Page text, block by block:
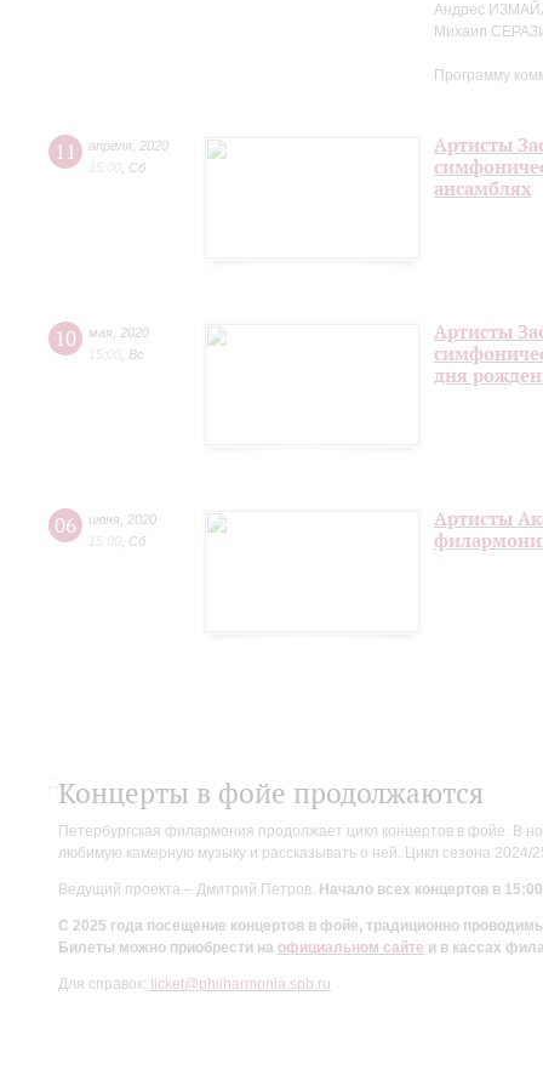
Андрес
Михаил
Программу
11 апреля 2020
15:00 Сб
Артисты
ансамблях
10 мая 2020
15:00 Вс
Артисты
дня
06 июня 2020
15:00 Сб
Артисты
Концерты в фойе продолжаются
Петербургская филармония продолжает цикл концертов в фойе. В
любимую камерную музыку и рассказывать о ней. Цикл сезона
Ведущий проекта – Дмитрий Петров. Начало всех концертов в
С 2025 года посещение концертов в фойе, традиционно
Билеты можно приобрести на официальном сайте и в кассах
Для справок: ticket@philharmonia.spb.ru